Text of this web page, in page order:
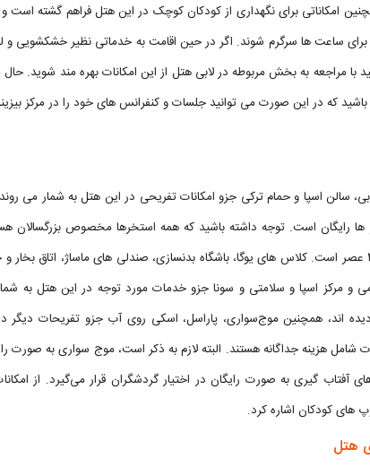
امکاناتی برای نگهداری از کودکان کوچک در این هتل فراهم گشته است و
برای ساعت ها سرگرم شوند. اگر در حین اقامت به خدماتی نظیر خشکشویی
با مراجعه به بخش مربوطه در لابی هتل از این امکانات بهره مند شوید.
باشید که در این صورت می توانید جلسات و کنفرانس های خود را در مرکز
آبی، سالن اسپا و حمام ترکی جزو امکانات تفریحی در این هتل به شمار می
صبح تا ۶ عصر و از ۸ صبح تا ۴ عصر است. کلاس های یوگا، باشگاه بدنسازی، صندلی های ماساژ،
و مرکز اسپا و سلامتی و سونا جزو خدمات مورد توجه در این هتل به
شامل هزینه جداگانه هستند. البته لازم به ذکر است، موج سواری به صورت
آفتاب گیری به صورت رایگان در اختیار گردشگران قرار می‌گیرد. از
های کودکان اشاره کرد.
هتل